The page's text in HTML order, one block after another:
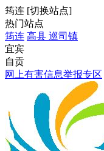
筠连 [切换站点]
热门站点
筠连 高县 巡司镇
宜宾
自贡
网上有害信息举报专区